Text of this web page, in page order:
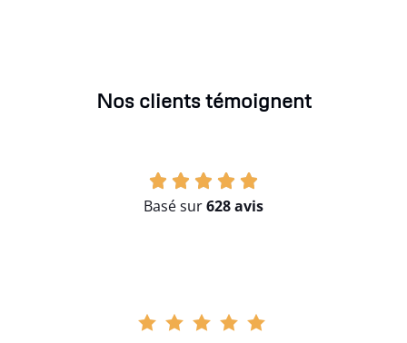
Nos clients témoignent
Basé sur628 avis